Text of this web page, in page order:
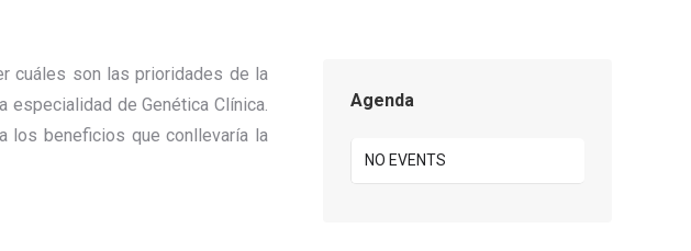
cuáles son las prioridades de la
especialidad de Genética Clínica.
los beneficios que conllevaría la
Agenda
NO EVENTS